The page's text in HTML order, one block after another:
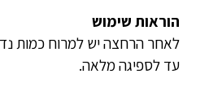
הוראות שימוש
לאחר הרחצה יש למרוח כמות
עד לספיגה מלאה.